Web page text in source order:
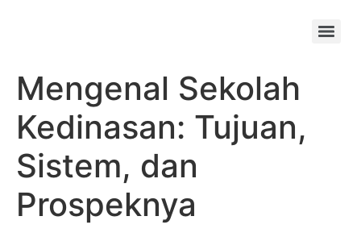
Menu
Mengenal Sekolah
Kedinasan: Tujuan,
Sistem, dan
Prospeknya